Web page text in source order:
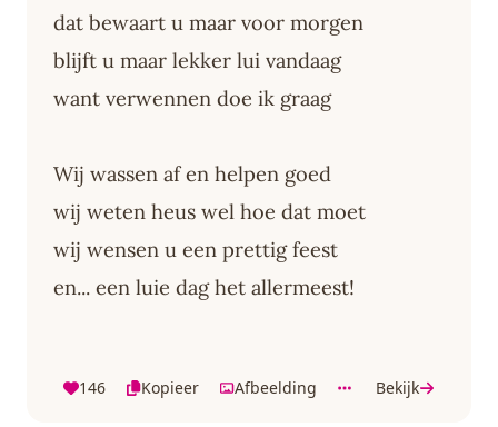
dat bewaart u maar voor morgen
blijft u maar lekker lui vandaag
want verwennen doe ik graag
Wij wassen af en helpen goed
wij weten heus wel hoe dat moet
wij wensen u een prettig feest
en... een luie dag het allermeest!
146 Kopieer Afbeelding Bekijk